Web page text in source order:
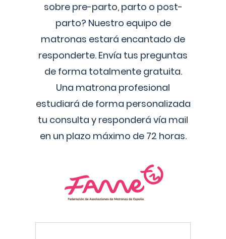
sobre pre-parto, parto o post-
parto? Nuestro equipo de
matronas estará encantado de
responderte. Envía tus preguntas
de forma totalmente gratuita.
Una matrona profesional
estudiará de forma personalizada
tu consulta y responderá vía mail
en un plazo máximo de 72 horas.